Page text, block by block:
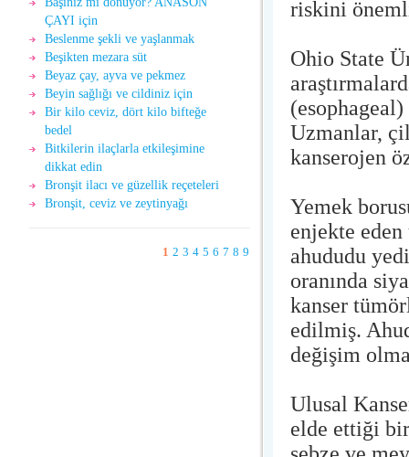
ÇAYI için
Beslenme şekli ve yaşlanmak
Beşikten mezara süt
Beyaz çay, ayva ve pekmez
Beyin sağlığı ve cildiniz için
Bir kilo ceviz, dört kilo bifteğe
bedel
Bitkilerin ilaçlarla etkileşimine
dikkat edin
Bronşit ilacı ve güzellik reçeteleri
Bronşit, ceviz ve zeytinyağı
1 2 3 4 5 6 7 8 9
riskini
Ohio State
Uzmanlar,
kanserojen
Yemek
enjekte
ahududu
oranında
kanser
edilmiş.
değişim
Ulusal
elde ettiği